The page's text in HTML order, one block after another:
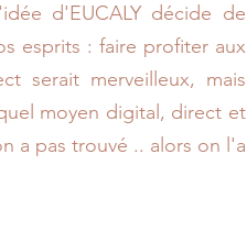
d'EUCALY décide de
esprits : faire profiter aux
serait merveilleux, mais
moyen digital, direct et
a pas trouvé .. alors on l'a